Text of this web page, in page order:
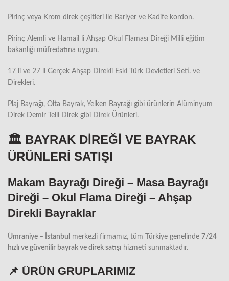
Pirinç veya Krom direk çeşitleri ile Bariyer ve Kadife kordon.
Pirinç Alemli ve Hamail li Ahşap Okul Flaması Direği Milli eğitim
bakanlığı müfredatına uygun.
17 li ve 27 li Gerçek Ahşap Direkli Eski Türk Devletleri Seti. ve
Direkleri.
Plaj Bayrağı, Olta Bayrak, Yelken Bayrağı gibi ürünlerin Alüminyum
Direk Demir Telli Direk gibi Direk Ürünleri.
🏛️ BAYRAK DİREĞİ VE BAYRAK
ÜRÜNLERİ SATIŞI
Makam Bayrağı Direği – Masa Bayrağı
Direği – Okul Flama Direği – Ahşap
Direkli Bayraklar
Ümraniye – İstanbul merkezli firmamız, tüm Türkiye genelinde 7/24
hızlı ve güvenilir bayrak ve direk satışı hizmeti sunmaktadır.
📌 ÜRÜN GRUPLARIMIZ